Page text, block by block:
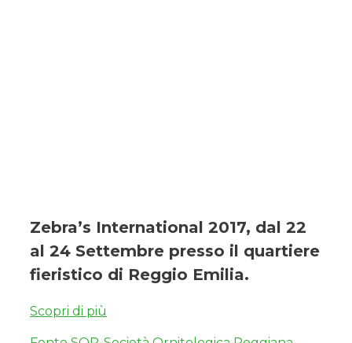
Zebra’s International 2017, dal 22
al 24 Settembre presso il quartiere
fieristico di Reggio Emilia.
Scopri di più